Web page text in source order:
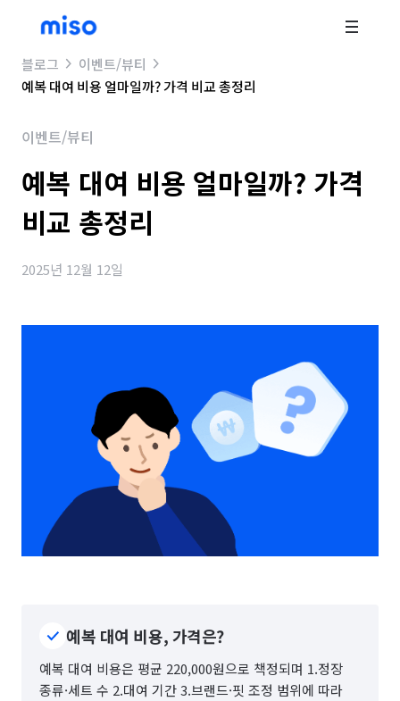
블로그
이벤트/뷰티
예복 대여 비용 얼마일까? 가격 비교 총정리
이벤트/뷰티
예복 대여 비용 얼마일까? 가격
비교 총정리
2025년 12월 12일
예복 대여 비용, 가격은?
예복 대여 비용은 평균 220,000원으로 책정되며 1.정장
종류·세트 수 2.대여 기간 3.브랜드·핏 조정 범위에 따라